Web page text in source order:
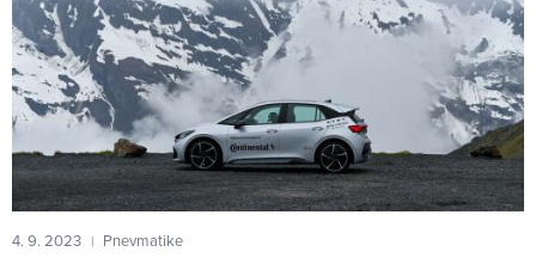
4. 9. 2023 | Pnevmatike